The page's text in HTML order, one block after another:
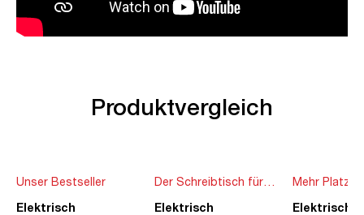
Produktvergleich
Unser Bestseller
Elektrisch
Der Schreibtisch für
die ganze Familie
Elektrisch
Mehr Platz
Ideen
Elektrisch